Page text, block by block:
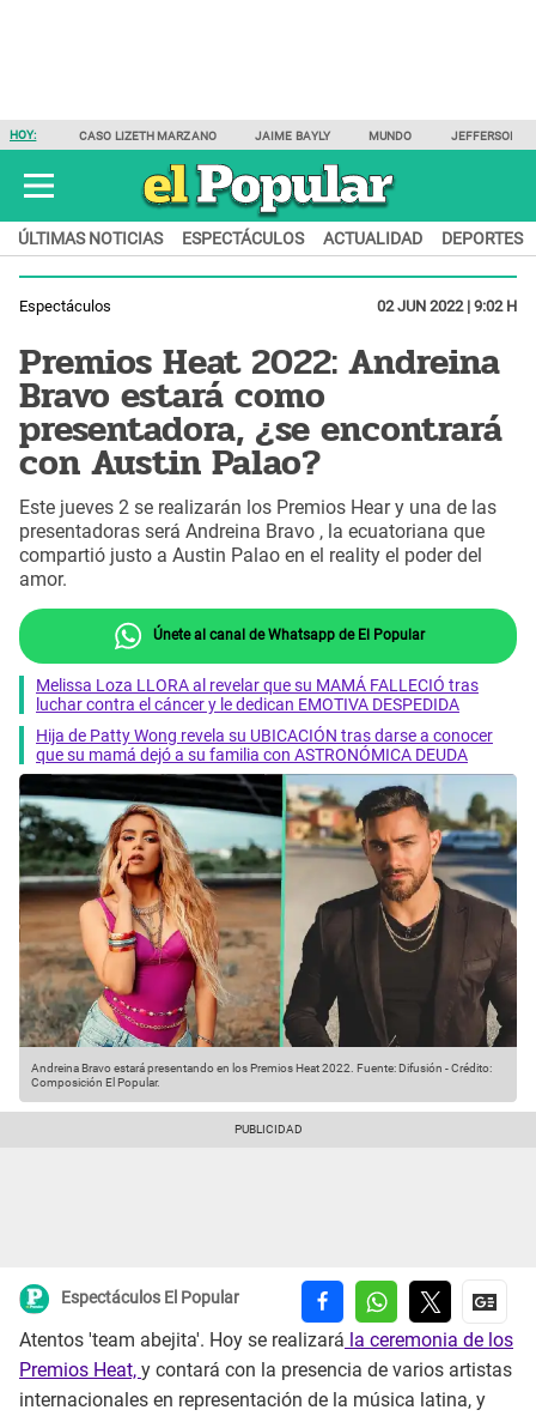
HOY: CASO LIZETH MARZANO JAIME BAYLY MUNDO JEFFERSON
ÚLTIMAS NOTICIAS ESPECTÁCULOS ACTUALIDAD DEPORTES
Espectáculos 02 JUN 2022 | 9:02 H
Premios Heat 2022: Andreina
Bravo estará como
presentadora, ¿se encontrará
con Austin Palao?
Este jueves 2 se realizarán los Premios Hear y una de las
presentadoras será Andreina Bravo , la ecuatoriana que
compartió justo a Austin Palao en el reality el poder del
amor.
Únete al canal de Whatsapp de El Popular
Melissa Loza LLORA al revelar que su MAMÁ FALLECIÓ tras
luchar contra el cáncer y le dedican EMOTIVA DESPEDIDA
Hija de Patty Wong revela su UBICACIÓN tras darse a conocer
que su mamá dejó a su familia con ASTRONÓMICA DEUDA
Andreina Bravo estará presentando en los Premios Heat 2022. Fuente: Difusión -Crédito:
Composición El Popular.
Espectáculos El Popular
Atentos 'team abejita'. Hoy se realizará la ceremonia de los
Premios Heat, y contará con la presencia de varios artistas
internacionales en representación de la música latina, y